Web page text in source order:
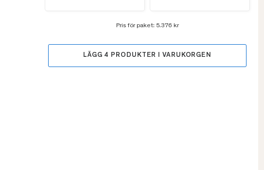
Pris för paket: 5.376 kr
LÄGG 4 PRODUKTER I VARUKORGEN